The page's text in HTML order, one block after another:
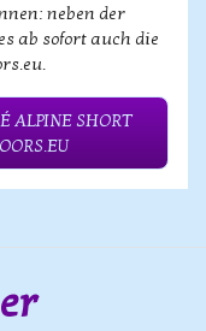
neben der
ab sofort auch die
ALPINE SHORT